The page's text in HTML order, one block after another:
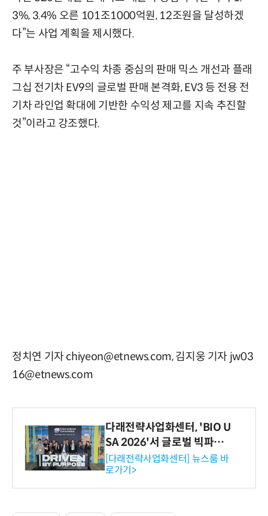
3%, 3.4% 오른 101조1000억원, 12조원을 달성하겠
다”는 사업 계획을 제시했다.
주 부사장은 “고수익 차종 중심의 판매 믹스 개선과 플래
그십 전기차 EV9의 글로벌 판매 본격화, EV3 등 전용 전
기차 라인업 확대에 기반한 수익성 제고를 지속 추진할
것”이라고 강조했다.
정치연 기자 chiyeon@etnews.com, 김지웅 기자 jw03
16@etnews.com
다래전략사업화센터, 'BIO U
SA 2026'서 글로벌 빅파마
와의 비즈니스 미팅 지원…K
-바이오 해외 진출 교두보 확
보
[다래전략사업화센터] 뉴스룸 바
로가기>